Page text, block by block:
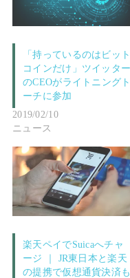
「持っているのはビット
コインだけ」ツイッター
のCEOがライトニングト
ーチに参加
2019/02/10
ニュース
楽天ペイでSuicaへチャ
ージ ｜ JR東日本と楽天
の提携で仮想通貨決済も